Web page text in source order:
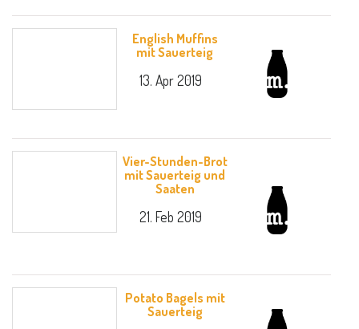
English Muffins
mit Sauerteig
13. Apr 2019
Vier-Stunden-Brot
mit Sauerteig und
Saaten
21. Feb 2019
Potato Bagels mit
Sauerteig